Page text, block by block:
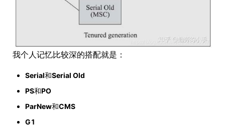
我个人记忆比较深的搭配就是：
Serial和Serial Old
PS和PO
ParNew和CMS
G1